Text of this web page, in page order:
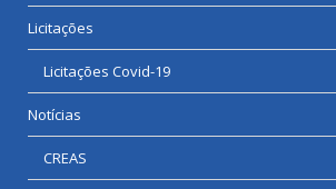
Licitações
Licitações Covid-19
Notícias
CREAS